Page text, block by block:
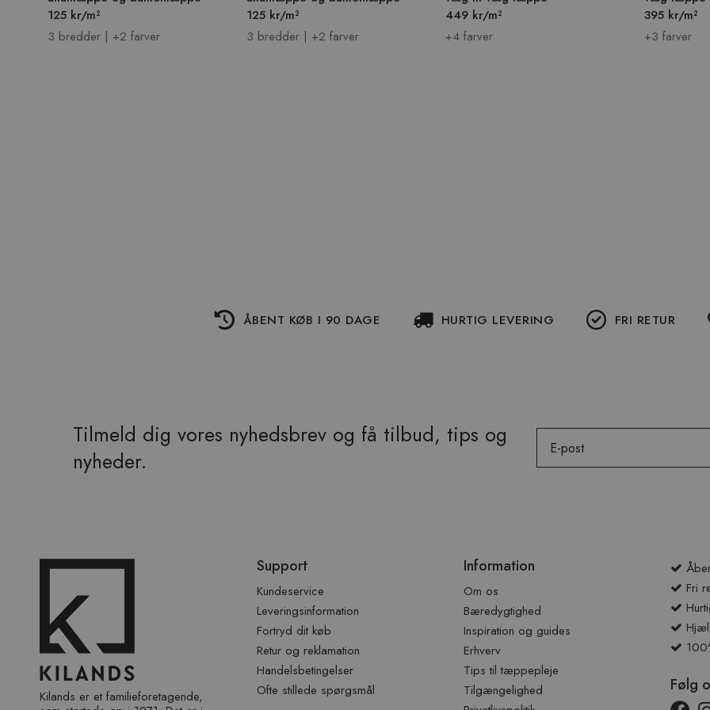
125 kr/m²
3 bredder | +2 farver
125 kr/m²
3 bredder | +2 farver
449 kr/m²
+4 farver
395 kr/m²
+3 farver
ÅBENT KØB I 90 DAGE HURTIG LEVERING FRI RETUR
Tilmeld dig vores nyhedsbrev og få tilbud, tips og
nyheder.
over
Kilands er et familieforetagende,
Support
Kundeservice
Leveringsinformation
Fortryd dit køb
Retur og reklamation
Handelsbetingelser
Ofte stillede spørgsmål
Information
Om os
Bæredygtighed
Inspiration og guides
Erhverv
Tips til tæppepleje
Tilgængelighed
Fri
Følg